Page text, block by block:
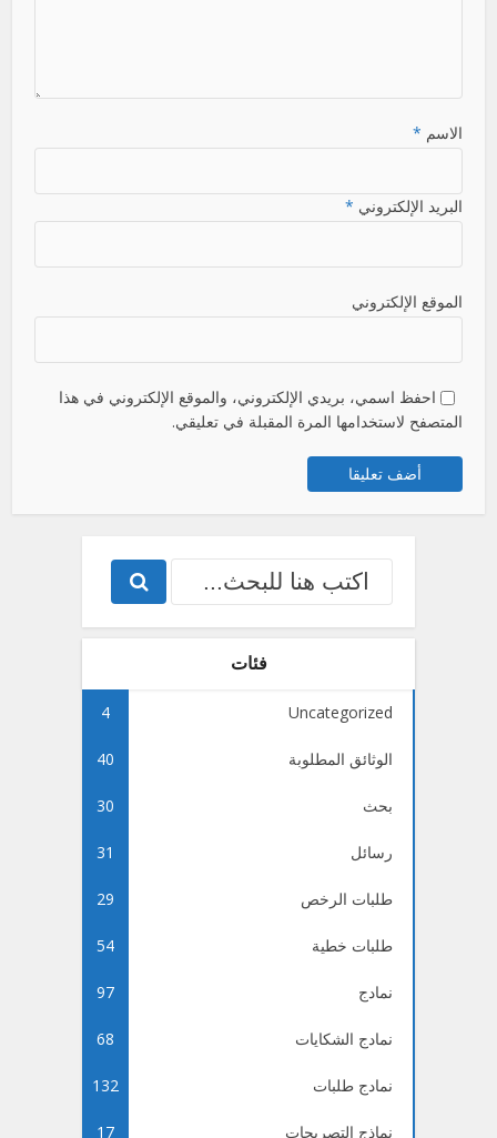
الاسم *
البريد الإلكتروني *
الموقع الإلكتروني
احفظ اسمي، بريدي الإلكتروني، والموقع الإلكتروني في هذا
المتصفح لاستخدامها المرة المقبلة في تعليقي.
فئات
Uncategorized
4
الوثائق المطلوبة 40
بحث 30
رسائل 31
طلبات الرخص 29
طلبات خطية 54
نمادج 97
نمادج الشكايات 68
نمادج طلبات 132
نماذج التصريحات 17